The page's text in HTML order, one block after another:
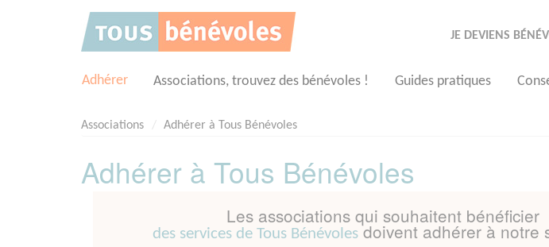
JE DEVIENS
Adhérer Associations, trouvez des bénévoles ! Guides pratiques
Associations Adhérer à Tous Bénévoles
Adhérer à Tous Bénévoles
Les associations qui souhaitent bénéficier
des services de Tous Bénévolesdoivent adhérer à notre